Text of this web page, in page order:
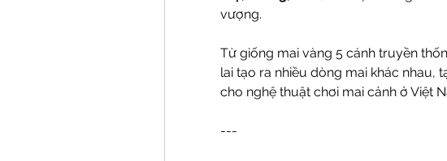
vượng.
Từ giống mai vàng 5 cánh truyền
lai tạo ra nhiều dòng mai khác nhau,
cho nghệ thuật chơi mai cảnh ở Việt
---